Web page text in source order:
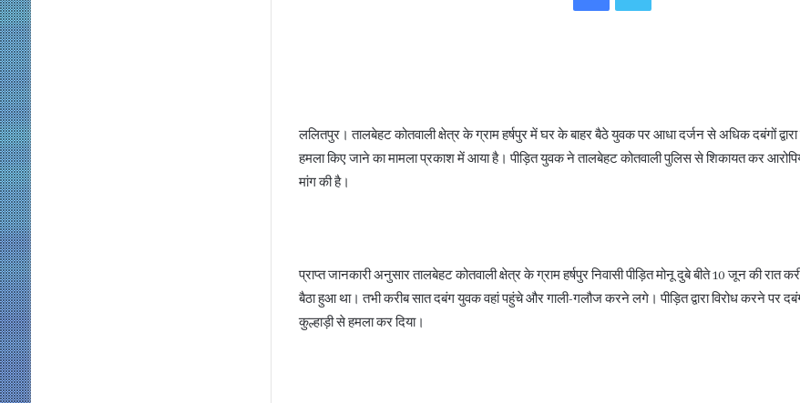
ललितपुर। तालबेहट कोतवाली क्षेत्र के ग्राम हर्षपुर में घर के बाहर बैठे युवक पर आधा दर्जन से अधिक दबंगों
हमला किए जाने का मामला प्रकाश में आया है। पीड़ित युवक ने तालबेहट कोतवाली पुलिस से शिकायत कर
मांग की है।
प्राप्त जानकारी अनुसार तालबेहट कोतवाली क्षेत्र के ग्राम हर्षपुर निवासी पीड़ित मोनू दुबे बीते 10 जून की रात
बैठा हुआ था। तभी करीब सात दबंग युवक वहां पहुंचे और गाली-गलौज करने लगे। पीड़ित द्वारा विरोध करने पर
कुल्हाड़ी से हमला कर दिया।